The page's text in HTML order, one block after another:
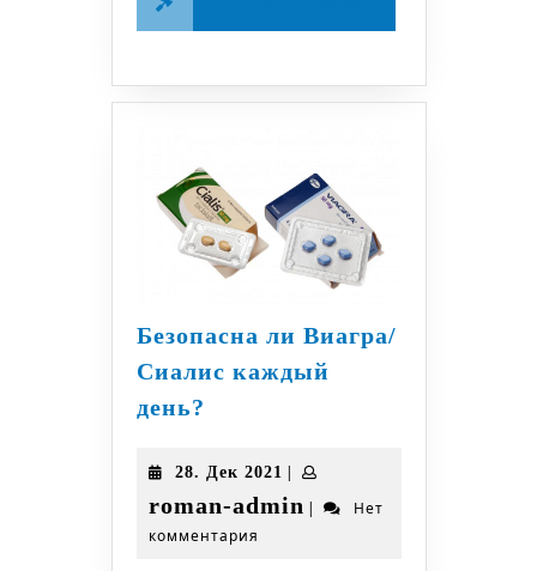
далее
Безопасна ли Виагра/
Сиалис каждый
день?
Сиалис
каждый
день?
28. Дек 2021 28.
Дек
2021
|
roman-admin roman-
|
Нет
комментария